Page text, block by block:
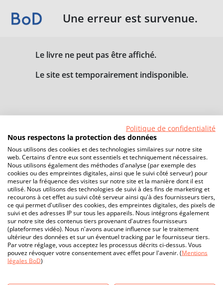
Une erreur est survenue.
Le livre ne peut pas être affiché.
Le site est temporairement indisponible.
Politique de confidentialité
Nous respectons la protection des données
Nous utilisons des cookies et des technologies similaires sur notre site
web. Certains d'entre eux sont essentiels et techniquement nécessaires.
Nous utilisons également des méthodes d'analyse (par exemple des
cookies ou des empreintes digitales, ainsi que le suivi côté serveur) pour
mesurer la fréquence des visites sur notre site et la manière dont il est
utilisé. Nous utilisons des technologies de suivi à des fins de marketing et
recourons à cet effet au suivi côté serveur ainsi qu'à des fournisseurs tiers,
ce qui permet d'utiliser des cookies, des empreintes digitales, des pixels de
suivi et des adresses IP sur tous les appareils. Nous intégrons également
sur notre site des contenus tiers provenant d'autres fournisseurs
(plateformes vidéo). Nous n'avons aucune influence sur le traitement
ultérieur des données et sur un éventuel tracking par le fournisseur tiers.
Par votre réglage, vous acceptez les processus décrits ci-dessus. Vous
pouvez révoquer votre consentement avec effet pour l'avenir. (Mentions
légales BoD)